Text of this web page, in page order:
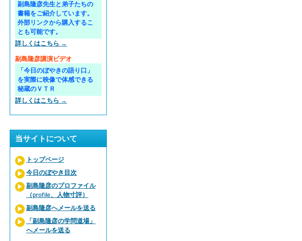
副島隆彦先生と弟子たちの
書籍をご紹介しています。
外部リンクから購入するこ
とも可能です。
詳しくはこちら →
副島隆彦講演ビデオ
「今日のぼやきの語り口」
を実際に映像で体感できる
秘蔵のＶＴＲ
詳しくはこちら →
当サイトについて
トップページ
今日のぼやき目次
副島隆彦のプロファイル
（profile、人物寸評）
副島隆彦へメールを送る
「副島隆彦の学問道場」
へメールを送る